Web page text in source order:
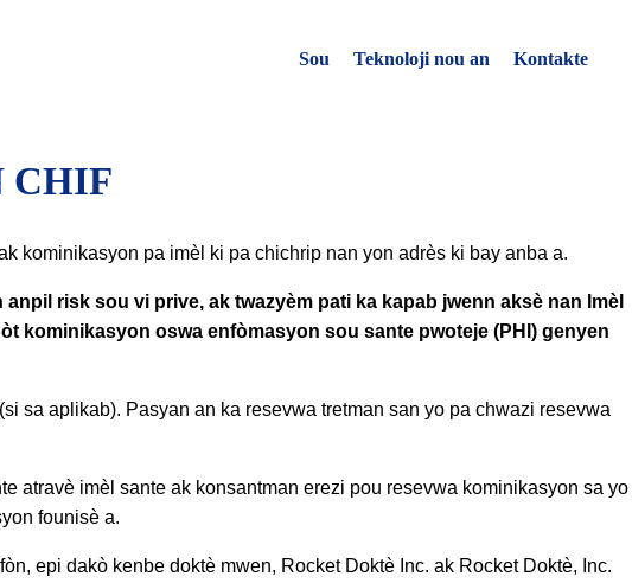
Sou Teknoloji nou an Kontakte
CHIF
kominikasyon pa imèl ki pa chichrip nan yon adrès ki bay anba a.
risk sou vi prive, ak twazyèm pati ka kapab jwenn aksè nan Imèl
kominikasyon oswa enfòmasyon sou sante pwoteje (PHI) genyen
sa aplikab). Pasyan an ka resevwa tretman san yo pa chwazi resevwa
atravè imèl sante ak konsantman erezi pou resevwa kominikasyon sa yo
founisè a.
epi dakò kenbe doktè mwen, Rocket Doktè Inc. ak Rocket Doktè, Inc.